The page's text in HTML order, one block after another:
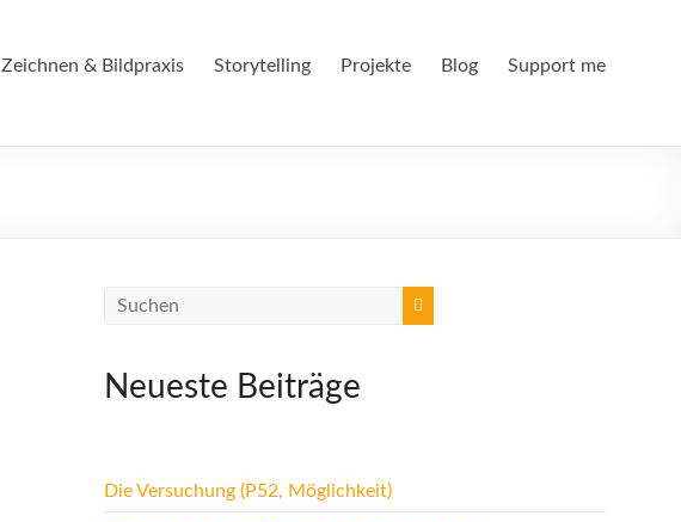
Zeichnen & Bildpraxis Storytelling Projekte Blog Support me
Neueste Beiträge
Die Versuchung (P52, Möglichkeit)